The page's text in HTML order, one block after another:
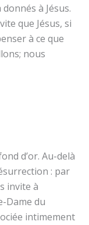
à Jésus.
que Jésus, si
à ce que
nous
d’or. Au-delà
: par
invite à
Dame du
intimement